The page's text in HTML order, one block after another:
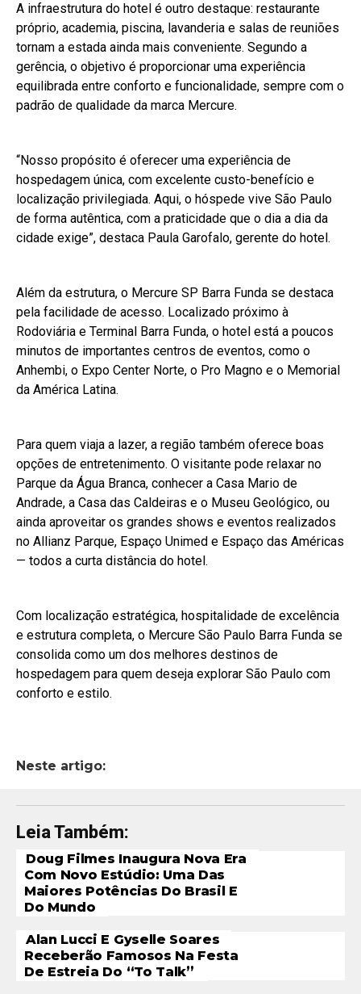
A infraestrutura do hotel é outro destaque: restaurante
próprio, academia, piscina, lavanderia e salas de reuniões
tornam a estada ainda mais conveniente. Segundo a
gerência, o objetivo é proporcionar uma experiência
equilibrada entre conforto e funcionalidade, sempre com o
padrão de qualidade da marca Mercure.
“Nosso propósito é oferecer uma experiência de
hospedagem única, com excelente custo-benefício e
localização privilegiada. Aqui, o hóspede vive São Paulo
de forma autêntica, com a praticidade que o dia a dia da
cidade exige”, destaca Paula Garofalo, gerente do hotel.
Além da estrutura, o Mercure SP Barra Funda se destaca
pela facilidade de acesso. Localizado próximo à
Rodoviária e Terminal Barra Funda, o hotel está a poucos
minutos de importantes centros de eventos, como o
Anhembi, o Expo Center Norte, o Pro Magno e o Memorial
da América Latina.
Para quem viaja a lazer, a região também oferece boas
opções de entretenimento. O visitante pode relaxar no
Parque da Água Branca, conhecer a Casa Mario de
Andrade, a Casa das Caldeiras e o Museu Geológico, ou
ainda aproveitar os grandes shows e eventos realizados
no Allianz Parque, Espaço Unimed e Espaço das Américas
— todos a curta distância do hotel.
Com localização estratégica, hospitalidade de excelência
e estrutura completa, o Mercure São Paulo Barra Funda se
consolida como um dos melhores destinos de
hospedagem para quem deseja explorar São Paulo com
conforto e estilo.
Neste artigo:
Leia Também:
Doug Filmes Inaugura Nova Era
Com Novo Estúdio: Uma Das
Maiores Potências Do Brasil E
Do Mundo
Alan Lucci E Gyselle Soares
Receberão Famosos Na Festa
De Estreia Do “To Talk”